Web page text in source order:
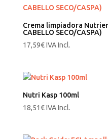
Crema limpiadora
CABELLO SECO/CASPA)
17,59€ IVA Incl.
Nutri Kasp 100ml
18,51€ IVA Incl.